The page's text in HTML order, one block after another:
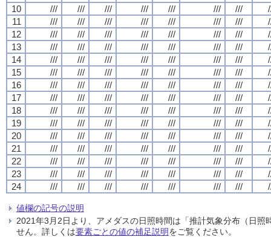
10
/// /// /// /// /// /// ///
11
/// /// /// /// /// /// ///
12
/// /// /// /// /// /// ///
13
/// /// /// /// /// /// ///
14
/// /// /// /// /// /// ///
15
/// /// /// /// /// /// ///
16
/// /// /// /// /// /// ///
17
/// /// /// /// /// /// ///
18
/// /// /// /// /// /// ///
19
/// /// /// /// /// /// ///
20
/// /// /// /// /// /// ///
21
/// /// /// /// /// /// ///
22
/// /// /// /// /// /// ///
23
/// /// /// /// /// /// ///
24
/// /// /// /// /// /// ///
値欄の記号の説明
2021年3月2日より、アメダスの日照時間は「推計気象分布（日
せん。詳しくは要素ごとの値の補足説明をご覧ください。